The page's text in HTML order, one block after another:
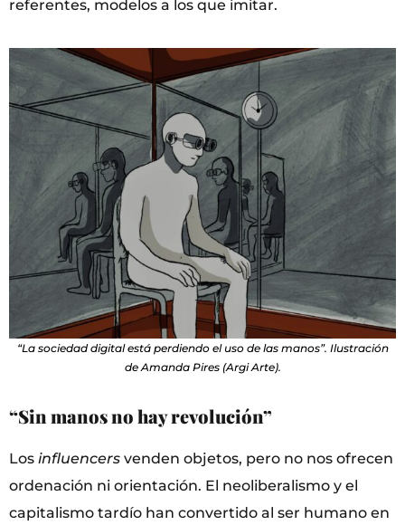
referentes, modelos a los que imitar.
“La sociedad digital está perdiendo el uso de las manos”. Ilustración
de Amanda Pires (Argi Arte).
“Sin manos no hay revolución”
Los influencers venden objetos, pero no nos ofrecen
ordenación ni orientación. El neoliberalismo y el
capitalismo tardío han convertido al ser humano en